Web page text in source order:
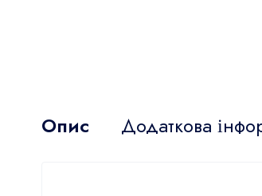
Опис Додаткова